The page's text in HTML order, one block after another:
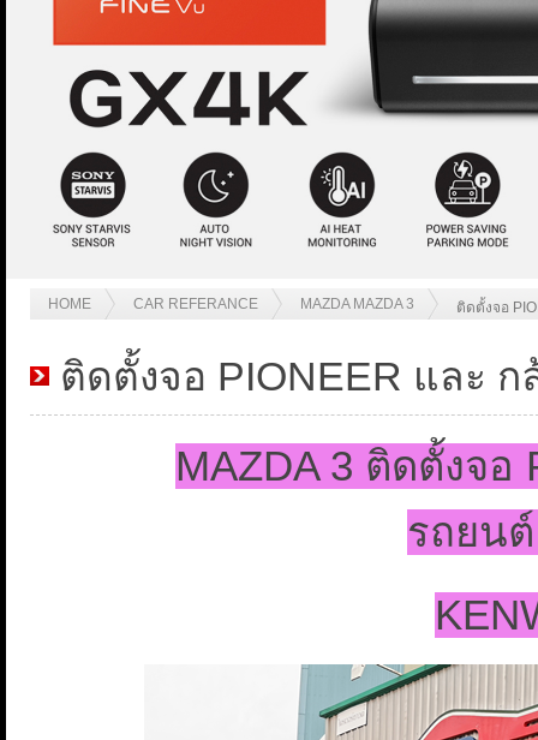
HOME CAR REFERANCE MAZDA MAZDA 3 ติดตั้งจอ
ติดตั้งจอ PIONEER และ
MAZDA 3 ติดตั้งจอ
รถยน